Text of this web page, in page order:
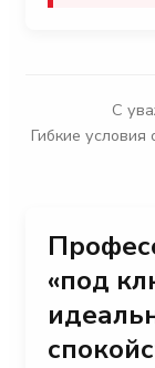
С
Гибкие
«под